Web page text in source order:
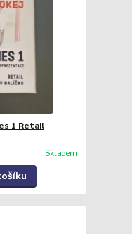
1 Retail
Skladem